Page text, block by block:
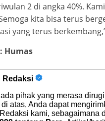
2 di angka 40%.
kita bisa terus
yang terus
Humas